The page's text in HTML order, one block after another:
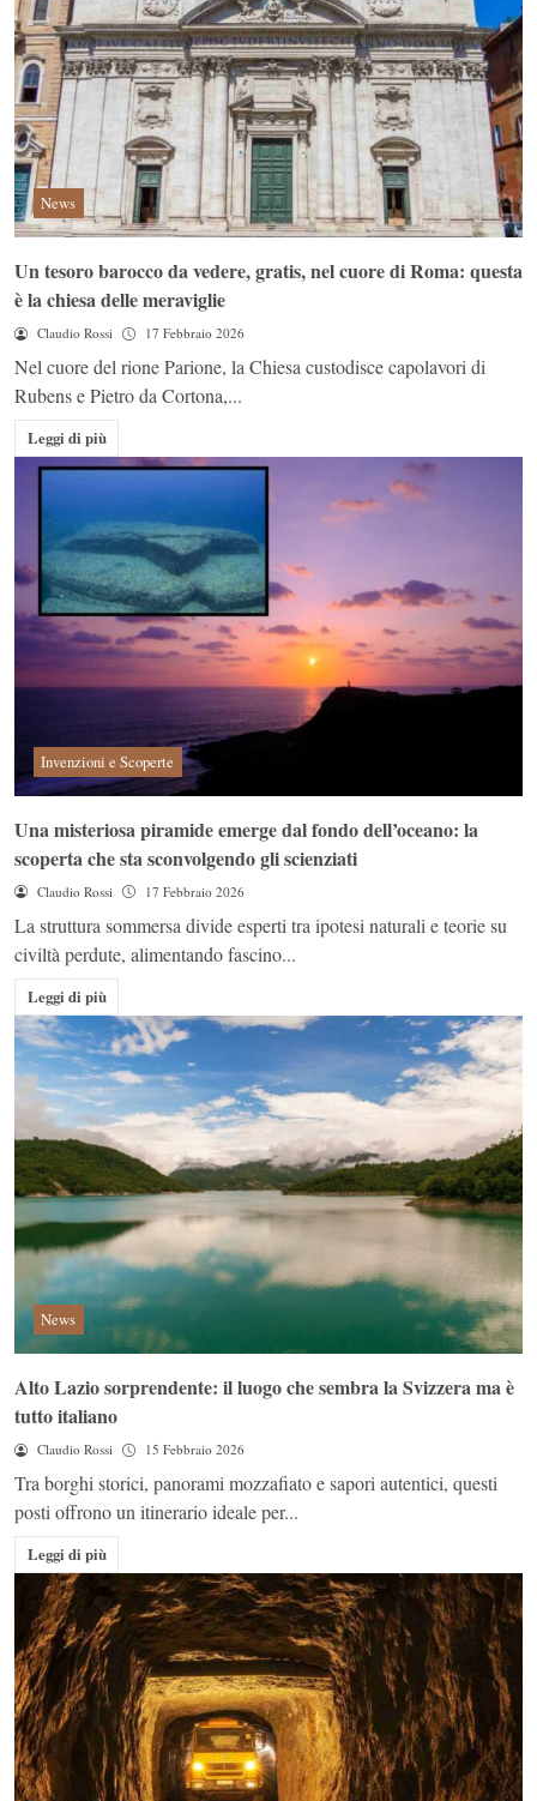
News
Un tesoro barocco da vedere, gratis, nel cuore di Roma: questa
è la chiesa delle meraviglie
Claudio Rossi 17 Febbraio 2026
Nel cuore del rione Parione, la Chiesa custodisce capolavori di
Rubens e Pietro da Cortona,...
Leggi di più
Invenzioni e Scoperte
Una misteriosa piramide emerge dal fondo dell’oceano: la
scoperta che sta sconvolgendo gli scienziati
Claudio Rossi 17 Febbraio 2026
La struttura sommersa divide esperti tra ipotesi naturali e teorie su
civiltà perdute, alimentando fascino...
Leggi di più
News
Alto Lazio sorprendente: il luogo che sembra la Svizzera ma è
tutto italiano
Claudio Rossi 15 Febbraio 2026
Tra borghi storici, panorami mozzafiato e sapori autentici, questi
posti offrono un itinerario ideale per...
Leggi di più